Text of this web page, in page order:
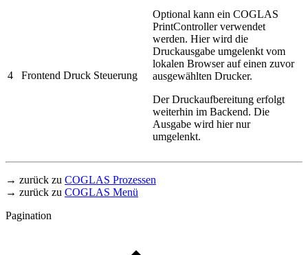
4 Frontend Druck Steuerung
Optional kann ein COGLAS
PrintController verwendet
werden. Hier wird die
Druckausgabe umgelenkt vom
lokalen Browser auf einen zuvor
ausgewählten Drucker.
Der Druckaufbereitung erfolgt
weiterhin im Backend. Die
Ausgabe wird hier nur
umgelenkt.
→ zurück zu COGLAS Prozessen
→ zurück zu COGLAS Menü
Pagination